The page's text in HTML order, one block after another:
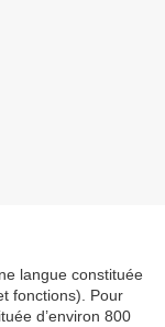
langue constituée
fonctions). Pour
d’environ 800